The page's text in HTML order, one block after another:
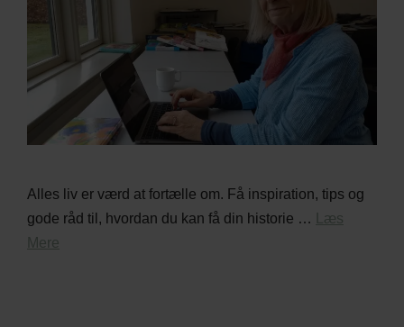
Alles liv er værd at fortælle om. Få inspiration, tips og
gode råd til, hvordan du kan få din historie …
Læs
Mere